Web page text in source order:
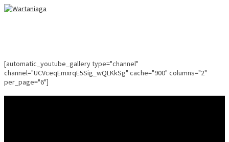
[automatic_youtube_gallery type="channel"
channel="UCVceqEmxrqE5Sig_wQLKkSg" cache="900" columns="2"
per_page="6"]